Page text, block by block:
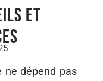
et
ne dépend pas